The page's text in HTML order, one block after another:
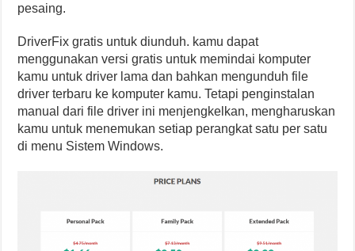
pesaing.
DriverFix gratis untuk diunduh. kamu dapat
menggunakan versi gratis untuk memindai komputer
kamu untuk driver lama dan bahkan mengunduh file
driver terbaru ke komputer kamu. Tetapi penginstalan
manual dari file driver ini menjengkelkan, mengharuskan
kamu untuk menemukan setiap perangkat satu per satu
di menu Sistem Windows.